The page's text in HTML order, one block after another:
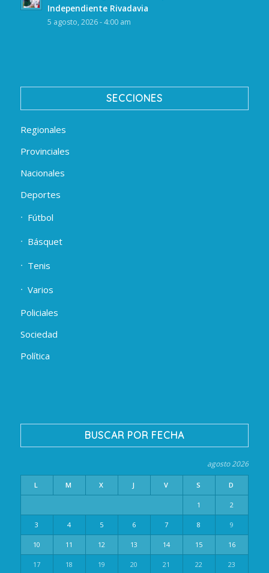
Independiente Rivadavia
5 agosto, 2026 - 4:00 am
SECCIONES
Regionales
Provinciales
Nacionales
Deportes
Fútbol
Básquet
Tenis
Varios
Policiales
Sociedad
Política
BUSCAR POR FECHA
agosto 2026
L M X J V S D
1 2
3 4 5 6 7 8 9
10 11 12 13 14 15 16
17 18 19 20 21 22 23